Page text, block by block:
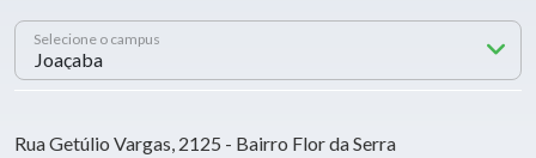
Selecione o campus
Rua Getúlio Vargas, 2125 - Bairro Flor da Serra